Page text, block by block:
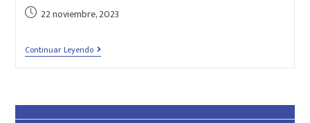
22 noviembre, 2023
Continuar Leyendo